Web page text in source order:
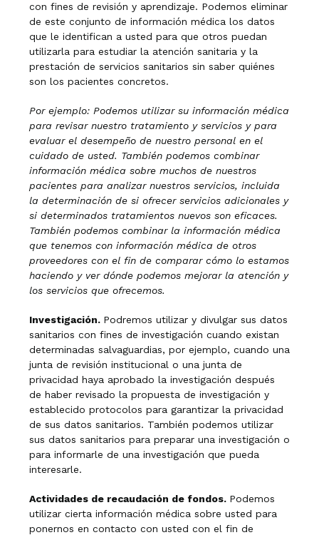
con fines de revisión y aprendizaje. Podemos eliminar
de este conjunto de información médica los datos
que le identifican a usted para que otros puedan
utilizarla para estudiar la atención sanitaria y la
prestación de servicios sanitarios sin saber quiénes
son los pacientes concretos.
Por ejemplo: Podemos utilizar su información médica
para revisar nuestro tratamiento y servicios y para
evaluar el desempeño de nuestro personal en el
cuidado de usted. También podemos combinar
información médica sobre muchos de nuestros
pacientes para analizar nuestros servicios, incluida
la determinación de si ofrecer servicios adicionales y
si determinados tratamientos nuevos son eficaces.
También podemos combinar la información médica
que tenemos con información médica de otros
proveedores con el fin de comparar cómo lo estamos
haciendo y ver dónde podemos mejorar la atención y
los servicios que ofrecemos.
Investigación. Podremos utilizar y divulgar sus datos
sanitarios con fines de investigación cuando existan
determinadas salvaguardias, por ejemplo, cuando una
junta de revisión institucional o una junta de
privacidad haya aprobado la investigación después
de haber revisado la propuesta de investigación y
establecido protocolos para garantizar la privacidad
de sus datos sanitarios. También podemos utilizar
sus datos sanitarios para preparar una investigación o
para informarle de una investigación que pueda
interesarle.
Actividades de recaudación de fondos. Podemos
utilizar cierta información médica sobre usted para
ponernos en contacto con usted con el fin de